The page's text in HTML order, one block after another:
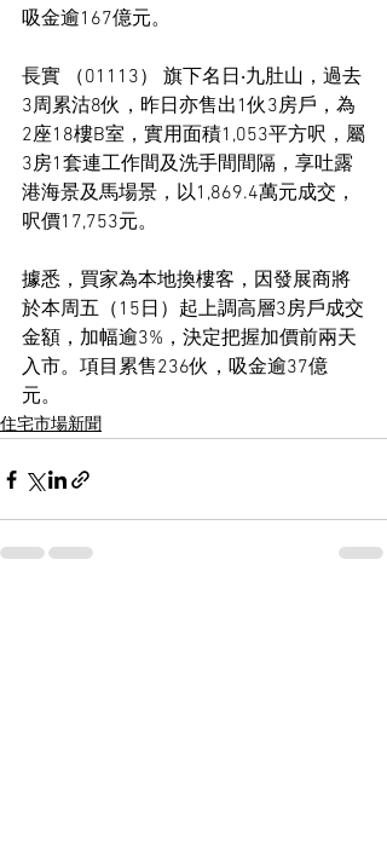
吸金逾167億元。
長實 （01113） 旗下名日‧九肚山，過去
3周累沽8伙，昨日亦售出1伙3房戶，為
2座18樓B室，實用面積1,053平方呎，屬
3房1套連工作間及洗手間間隔，享吐露
港海景及馬場景，以1,869.4萬元成交，
呎價17,753元。
據悉，買家為本地換樓客，因發展商將
於本周五（15日）起上調高層3房戶成交
金額，加幅逾3%，決定把握加價前兩天
入市。項目累售236伙，吸金逾37億
元。
住宅市場新聞